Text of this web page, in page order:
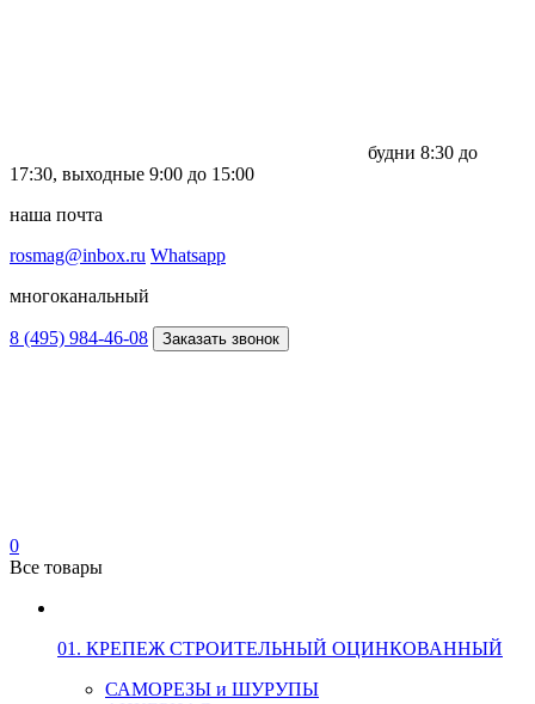
будни 8:30 до
17:30, выходные 9:00 до 15:00
наша почта
rosmag@inbox.ru Whatsapp
многоканальный
8 (495) 984-46-08 Заказать звонок
0
Все товары
01. КРЕПЕЖ СТРОИТЕЛЬНЫЙ ОЦИНКОВАННЫЙ
САМОРЕЗЫ и ШУРУПЫ